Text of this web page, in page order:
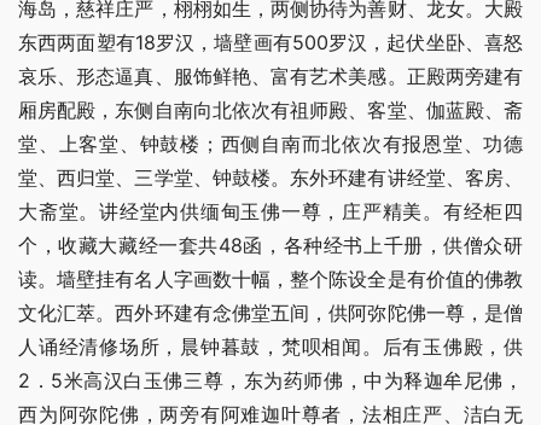
海岛，慈祥庄严，栩栩如生，两侧协待为善财、龙女。大殿
东西两面塑有18罗汉，墙壁画有500罗汉，起伏坐卧、喜怒
哀乐、形态逼真、服饰鲜艳、富有艺术美感。正殿两旁建有
厢房配殿，东侧自南向北依次有祖师殿、客堂、伽蓝殿、斋
堂、上客堂、钟鼓楼；西侧自南而北依次有报恩堂、功德
堂、西归堂、三学堂、钟鼓楼。东外环建有讲经堂、客房、
大斋堂。讲经堂内供缅甸玉佛一尊，庄严精美。有经柜四
个，收藏大藏经一套共48函，各种经书上千册，供僧众研
读。墙壁挂有名人字画数十幅，整个陈设全是有价值的佛教
文化汇萃。西外环建有念佛堂五间，供阿弥陀佛一尊，是僧
人诵经清修场所，晨钟暮鼓，梵呗相闻。后有玉佛殿，供
2．5米高汉白玉佛三尊，东为药师佛，中为释迦牟尼佛，
西为阿弥陀佛，两旁有阿难迦叶尊者，法相庄严、洁白无